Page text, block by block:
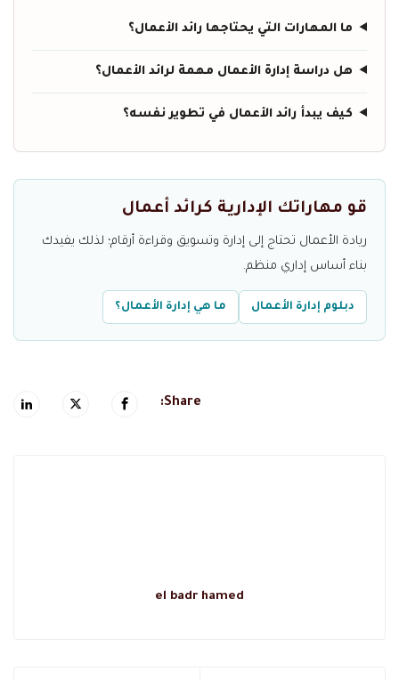
ما المهارات التي يحتاجها رائد الأعمال؟
هل دراسة إدارة الأعمال مهمة لرائد الأعمال؟
كيف يبدأ رائد الأعمال في تطوير نفسه؟
قو مهاراتك الإدارية كرائد أعمال
ريادة الأعمال تحتاج إلى إدارة وتسويق وقراءة أرقام؛ لذلك يفيدك
بناء أساس إداري منظم.
دبلوم إدارة الأعمال ما هي إدارة الأعمال؟
Share:
el badr hamed